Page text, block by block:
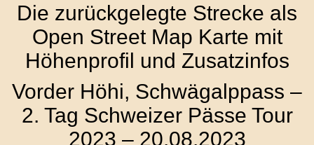
Die zurückgelegte Strecke als
Open Street Map Karte mit
Höhenprofil und Zusatzinfos
Vorder Höhi, Schwägalppass –
2. Tag Schweizer Pässe Tour
2023 – 20.08.2023